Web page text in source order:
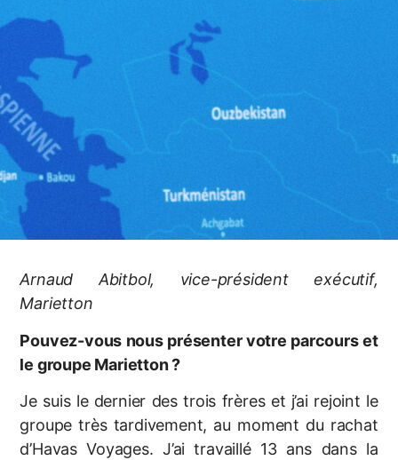
Arnaud Abitbol, vice-président exécutif,
Marietton
Pouvez-vous nous présenter votre parcours et
le groupe Marietton ?
Je suis le dernier des trois frères et j’ai rejoint le
groupe très tardivement, au moment du rachat
d’Havas Voyages. J’ai travaillé 13 ans dans la